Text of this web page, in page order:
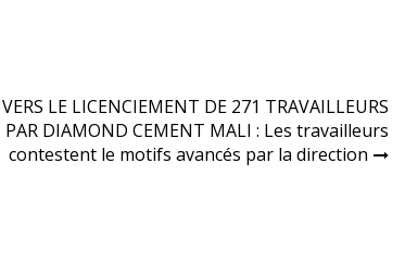
VERS LE LICENCIEMENT DE 271 TRAVAILLEURS
PAR DIAMOND CEMENT MALI : Les travailleurs
contestent le motifs avancés par la direction